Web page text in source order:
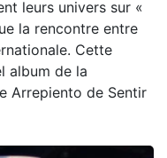
leurs univers sur «
la rencontre entre
Cette
album de la
Arrepiento de Sentir